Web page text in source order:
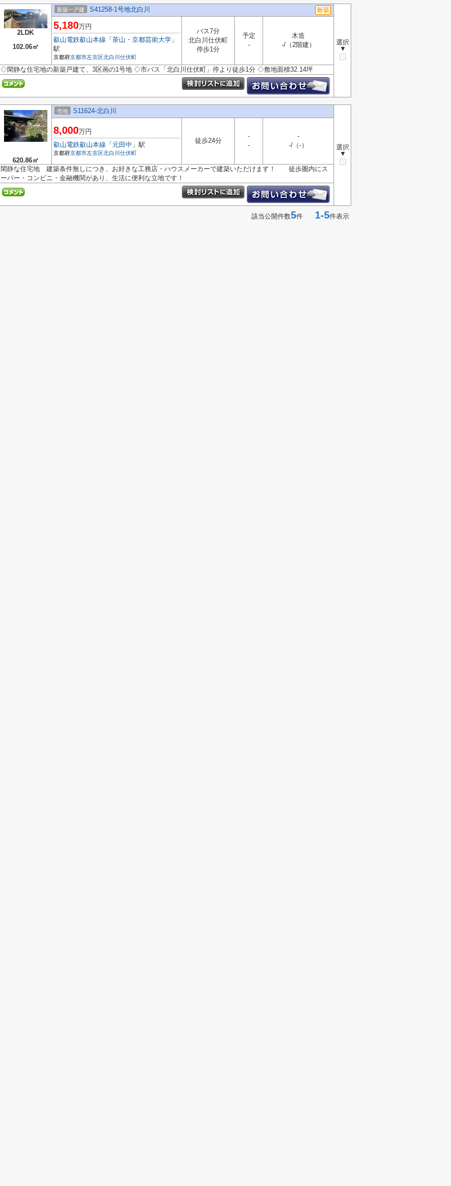
2LDK
102.06㎡
新築一戸建 S41258-1号地北白川
選択
▼
5,180万円
叡山電鉄叡山本線 「 茶山・京都芸術大学 」
駅
京都府京都市左京区北白川仕伏町
バス7分
北白川仕伏町
停歩1分
予定
-
木造
-/（2階建）
◇閑静な住宅地の新築戸建て、3区画の1号地 ◇市バス「北白川仕伏町」停より徒歩1分 ◇敷地面積32.14坪
620.86㎡
売地 S11624-北白川
選択
▼
8,000万円
叡山電鉄叡山本線 「 元田中 」駅
京都府京都市左京区北白川仕伏町
徒歩24分
-
-
-
-/（-）
閑静な住宅地 建築条件無しにつき、お好きな工務店・ハウスメーカーで建築いただけます！ 徒歩圏内にス
ーパー・コンビニ・金融機関があり、生活に便利な立地です！
該当公開件数5件 1-5件表示